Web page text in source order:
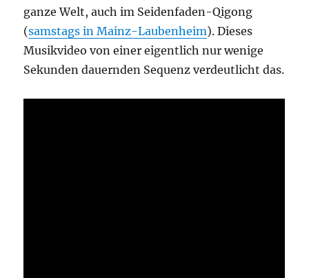
ganze Welt, auch im Seidenfaden-Qigong
(samstags in Mainz-Laubenheim). Dieses
Musikvideo von einer eigentlich nur wenige
Sekunden dauernden Sequenz verdeutlicht das.